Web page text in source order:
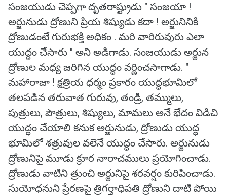
సంజయుడు చెప్పగా దృతరాష్ట్రుడు " సంజయా !
అర్జునుడు ద్రోణుని ప్రియ శిష్యుడు కదా ! అర్జునినికి
ద్రోణుడంటే గురుభక్తి అధికం . మరి వారిరువురు ఎలా
యుద్ధం చేసారు " అని అడిగాడు. సంజయుడు అర్జున
ద్రోణుల మధ్య జరిగిన యుద్ధం వర్ణించసాగాడు. "
మహారాజా ! క్షత్రియ ధర్మం ప్రకారం యుద్ధభూమిలో
తలపడిన తరువాత గురువు, తండ్రి, తమ్ములు,
పుత్రులు, పౌత్రులు, శిష్యులు, మామలు అనే భేదం విడిచి
యుద్ధం చేయాలి కనుక అర్జునుడు, ద్రోణుడు యుద్ధ
భూమిలో శత్రువుల వలెనే యుద్ధం చేసారు. అర్జునుడు
ద్రోణునిపై మూడు క్రూర నారాచములు ప్రయోగించాడు.
ద్రోణుడు వాటిని త్రుంచి అర్జునిపై శరవర్షం కురిపించాడు.
సుయోధనుని ప్రేరణపై త్రిగర్తాధిపతి ద్రోణుని దాటి పోయి